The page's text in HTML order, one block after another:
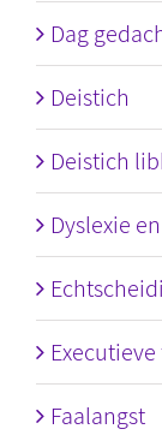
Dag
Deistich
Deistich
Dyslexie
Faalangst